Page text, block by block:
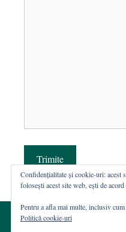
Trimite
Confidențialitate și cookie-uri: acest
folosești acest site web, ești de
Pentru a afla mai multe, inclusiv
Politică cookie-uri